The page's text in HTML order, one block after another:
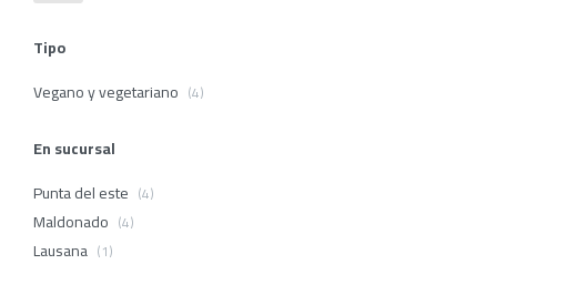
Tipo
Vegano y vegetariano (4)
En sucursal
Punta del este (4)
Maldonado (4)
Lausana (1)